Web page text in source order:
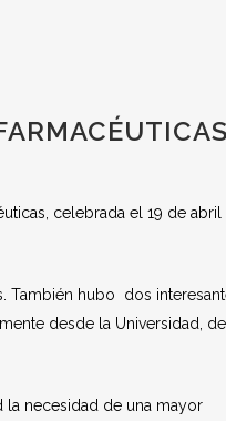
celebrada el 19 de abril
También hubo dos
desde la Universidad, de
la necesidad de una mayor